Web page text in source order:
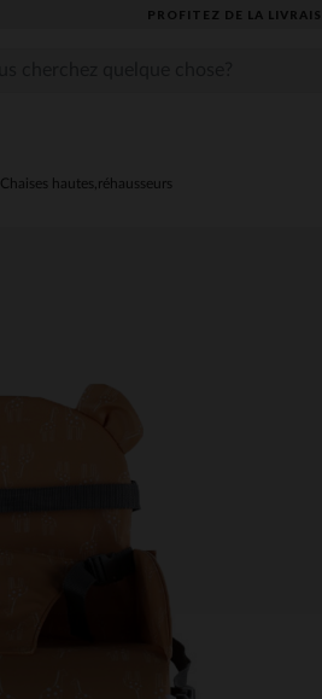
PROFITEZ DE LA
Chaises hautes,réhausseurs